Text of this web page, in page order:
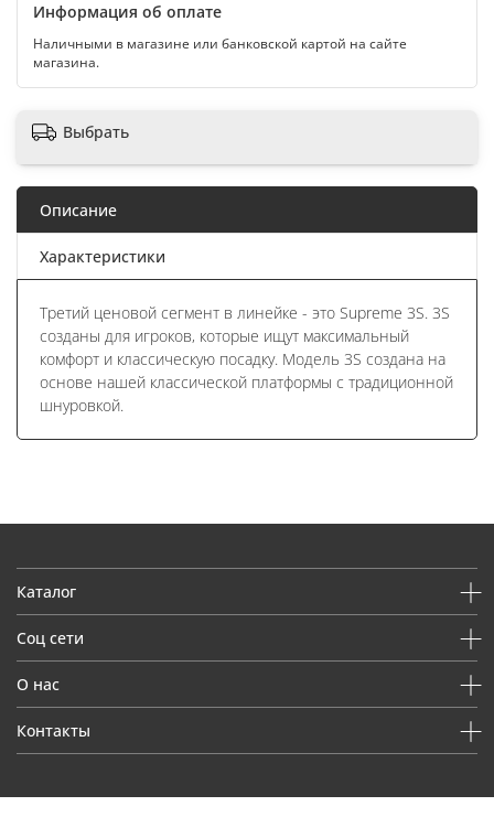
Информация об оплате
Наличными в магазине или банковской картой на сайте
магазина.
Выбрать
Описание
Характеристики
Третий ценовой сегмент в линейке - это Supreme 3S. 3S
созданы для игроков, которые ищут максимальный
комфорт и классическую посадку. Модель 3S создана на
основе нашей классической платформы с традиционной
шнуровкой.
Каталог
Соц сети
О нас
Контакты